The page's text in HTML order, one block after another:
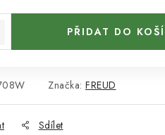
PŘIDAT DO
Značka: FREUD
Sdílet